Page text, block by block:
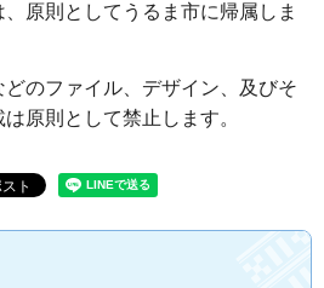
原則としてうるま市に帰属しま
のファイル、デザイン、及びそ
原則として禁止します。